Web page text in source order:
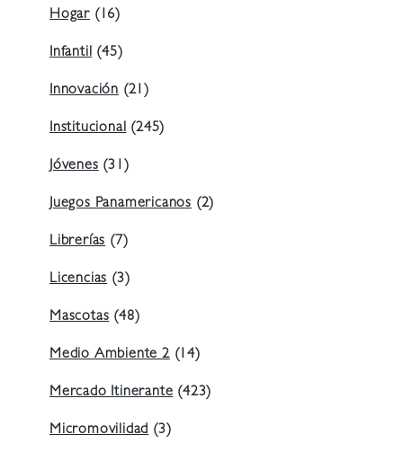
Hogar (16)
Infantil(45)
Innovación (21)
Institucional(245)
Jóvenes(31)
Juegos Panamericanos (2)
Librerías(7)
Licencias(3)
Mascotas(48)
Medio Ambiente 2(14)
Mercado Itinerante(423)
Micromovilidad(3)